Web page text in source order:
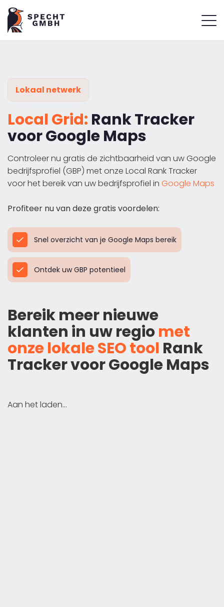
Lokaal netwerk
Local Grid: Rank Tracker
voor Google Maps
Controleer nu gratis de zichtbaarheid van uw Google
bedrijfsprofiel (GBP) met onze Local Rank Tracker
voor het bereik van uw bedrijfsprofiel in Google Maps
Profiteer nu van deze gratis voordelen:
Snel overzicht van je Google Maps bereik
Ontdek uw GBP potentieel
Bereik meer nieuwe
klanten in uw regiomet
onze lokale SEO tool Rank
Tracker voor Google Maps
Aan het laden...